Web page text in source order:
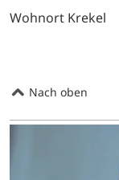
Wohnort Krekel
Nach oben